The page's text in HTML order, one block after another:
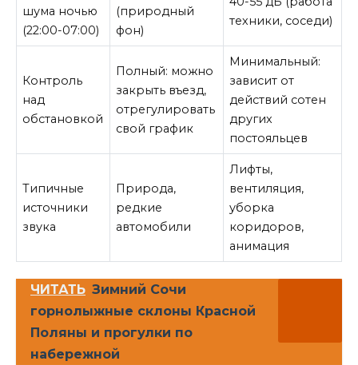
шума ночью
(22:00-07:00)
(природный
фон)
техники, соседи)
Контроль
над
обстановкой
Полный: можно
закрыть въезд,
отрегулировать
свой график
Минимальный:
зависит от
действий сотен
других
постояльцев
Типичные
источники
звука
Природа,
редкие
автомобили
Лифты,
вентиляция,
уборка
коридоров,
анимация
ЧИТАТЬ Зимний Сочи
горнолыжные склоны Красной
Поляны и прогулки по
набережной